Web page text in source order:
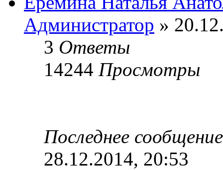
Администратор »
3 Ответы
14244 Просмотры
Последнее
28.12.2014, 20:53